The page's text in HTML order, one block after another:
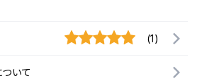
(1)
いて